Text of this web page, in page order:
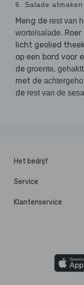
6. Salade afmaken
Meng de rest van
wortelsalade. Roer
licht geolied
op een bord voor
de groente,
met de
de rest van de
Het bedrijf
Service
Klantenservice